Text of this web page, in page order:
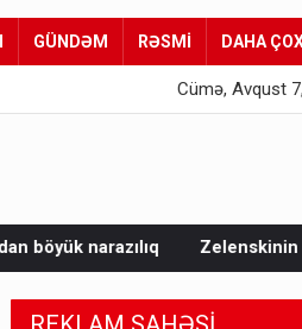
GÜNDƏM RƏSMİ DAHA
Cümə, Avqust
Zelenskinin Serbiyaya ilk səfəri: